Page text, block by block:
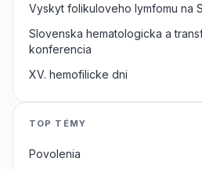
Vyskyt folikuloveho lymfomu na
Slovenska hematologicka a
konferencia
XV. hemofilicke dni
TOP TÉMY
Povolenia